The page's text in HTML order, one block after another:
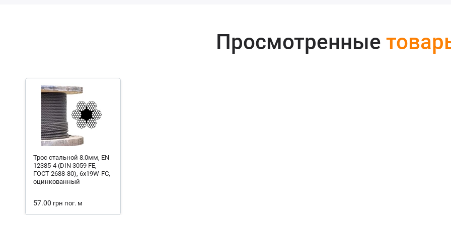
Просмотренные
Трос стальной 8.0мм, EN
12385-4 (DIN 3059 FE,
ГОСТ 2688-80), 6x19W-FC,
оцинкованный
57.00 грн пог. м